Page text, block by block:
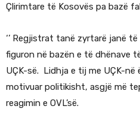
Çlirimtare të Kosovës pa bazë
‘’ Regjistrat tanë zyrtarë janë
figuron në bazën e të dhënave
UÇK-së. Lidhja e tij me UÇK-në
motivuar politikisht, asgjë më
reagimin e OVL’së.